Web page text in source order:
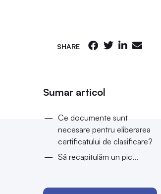
SHARE
Sumar articol
Ce documente sunt
necesare pentru eliberarea
certificatului de clasificare?
Să recapitulăm un pic...